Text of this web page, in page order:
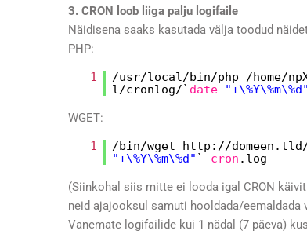
3. CRON loob liiga palju logifaile
Näidisena saaks kasutada välja toodud
PHP:
1
/usr/local/bin/php /home/
l/cronlog/` date "+\%Y\%m\%d"
WGET:
1
/bin/wget http: //domeen .tld
"+\%Y\%m\%d" `-cron .log
(Siinkohal siis mitte ei looda igal CRON
neid ajajooksul samuti hooldada/
Vanemate logifailide kui 1 nädal (7 päeva)